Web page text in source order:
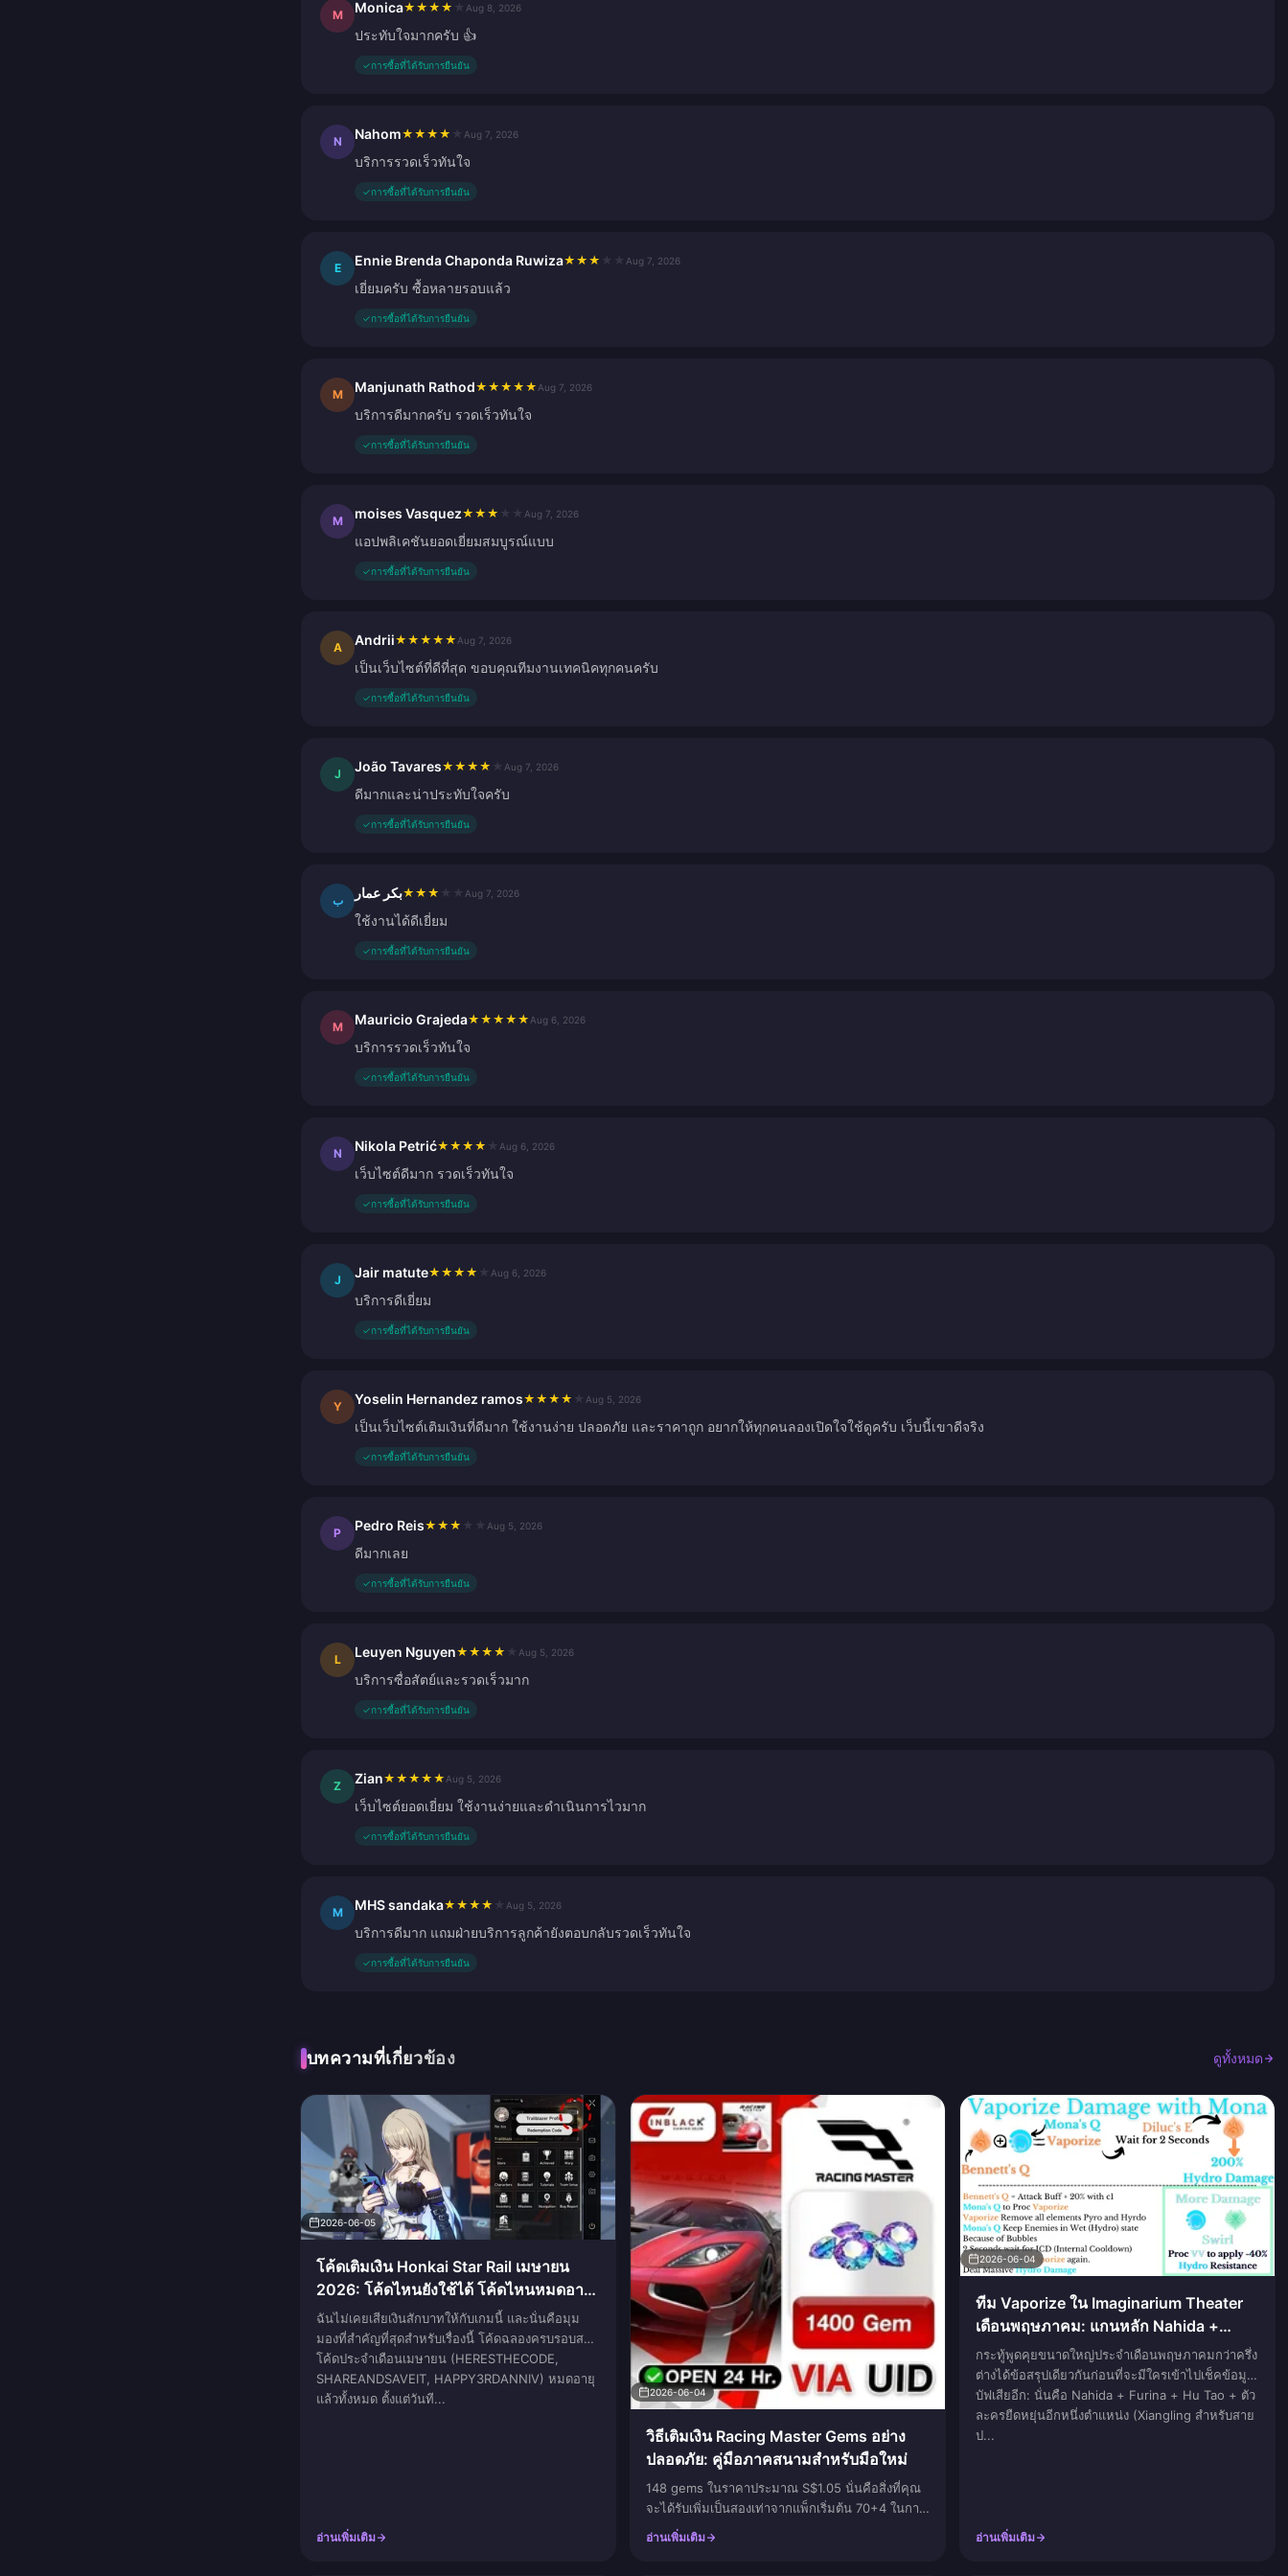
M Monica★ ★ ★ ★ Aug 8, 2026
ประทับใจมากครับ 👍
✓การซื้อที่ได้รับการยืนยัน
N Nahom★ ★ ★ ★ Aug 7, 2026
บริการรวดเร็วทันใจ
✓การซื้อที่ได้รับการยืนยัน
E Ennie Brenda Chaponda Ruwiza★ ★ ★ Aug 7, 2026
เยี่ยมครับ ซื้อหลายรอบแล้ว
✓การซื้อที่ได้รับการยืนยัน
M Manjunath Rathod★ ★ ★ ★ ★ Aug 7, 2026
บริการดีมากครับ รวดเร็วทันใจ
✓การซื้อที่ได้รับการยืนยัน
M moises Vasquez★ ★ ★ Aug 7, 2026
แอปพลิเคชันยอดเยี่ยมสมบูรณ์แบบ
✓การซื้อที่ได้รับการยืนยัน
A Andrii★ ★ ★ ★ ★ Aug 7, 2026
เป็นเว็บไซต์ที่ดีที่สุด ขอบคุณทีมงานเทคนิคทุกคนครับ
✓การซื้อที่ได้รับการยืนยัน
J João Tavares★ ★ ★ ★ Aug 7, 2026
ดีมากและน่าประทับใจครับ
✓การซื้อที่ได้รับการยืนยัน
ب بكر عمار★ ★ ★ Aug 7, 2026
ใช้งานได้ดีเยี่ยม
✓การซื้อที่ได้รับการยืนยัน
M Mauricio Grajeda★ ★ ★ ★ ★ Aug 6, 2026
บริการรวดเร็วทันใจ
✓การซื้อที่ได้รับการยืนยัน
N Nikola Petrić★ ★ ★ ★ Aug 6, 2026
เว็บไซต์ดีมาก รวดเร็วทันใจ
✓การซื้อที่ได้รับการยืนยัน
J Jair matute★ ★ ★ ★ Aug 6, 2026
บริการดีเยี่ยม
✓การซื้อที่ได้รับการยืนยัน
Y Yoselin Hernandez ramos★ ★ ★ ★ Aug 5, 2026
เป็นเว็บไซต์เติมเงินที่ดีมาก ใช้งานง่าย ปลอดภัย และราคาถูก อยากให้ทุกคนลองเปิดใจใช้ดูครับ เว็บนี้เขาดีจริง
✓การซื้อที่ได้รับการยืนยัน
P Pedro Reis★ ★ ★ Aug 5, 2026
ดีมากเลย
✓การซื้อที่ได้รับการยืนยัน
L Leuyen Nguyen★ ★ ★ ★ Aug 5, 2026
บริการซื่อสัตย์และรวดเร็วมาก
✓การซื้อที่ได้รับการยืนยัน
Z Zian★ ★ ★ ★ ★ Aug 5, 2026
เว็บไซต์ยอดเยี่ยม ใช้งานง่ายและดำเนินการไวมาก
✓การซื้อที่ได้รับการยืนยัน
M MHS sandaka★ ★ ★ ★ Aug 5, 2026
บริการดีมาก แถมฝ่ายบริการลูกค้ายังตอบกลับรวดเร็วทันใจ
✓การซื้อที่ได้รับการยืนยัน
บทความที่เกี่ยวข้อง ดูทั้งหมด
2026-06-05
โค้ดเติมเงิน Honkai Star Rail เมษายน
2026: โค้ดไหนยังใช้ได้ โค้ดไหนหมดอายุ
แล้ว
ฉันไม่เคยเสียเงินสักบาทให้กับเกมนี้ และนั่นคือมุม
มองที่สำคัญที่สุดสำหรับเรื่องนี้ โค้ดฉลองครบรอบสาม
โค้ดประจำเดือนเมษายน (HERESTHECODE,
SHAREANDSAVEIT, HAPPY3RDANNIV) หมดอายุ
แล้วทั้งหมด ตั้งแต่วันที...
อ่านเพิ่มเติม
2026-06-04
วิธีเติมเงิน Racing Master Gems อย่าง
ปลอดภัย: คู่มือภาคสนามสำหรับมือใหม่
148 gems ในราคาประมาณ S$1.05 นั่นคือสิ่งที่คุณ
จะได้รับเพิ่มเป็นสองเท่าจากแพ็กเริ่มต้น 70+4 ในการ
ซื้อครั้งแรก และเป็นวิธีที่คุ้มค่าที่สุดในการรับโบนัสที่
อ่านเพิ่มเติม
2026-06-04
ทีม Vaporize ใน Imaginarium Theater
เดือนพฤษภาคม: แกนหลัก Nahida +
Furina + ตัวละครไฟ ที่ผ่านด่านได้จริง
กระทู้พูดคุยขนาดใหญ่ประจำเดือนพฤษภาคมกว่าครึ่ง
ต่างได้ข้อสรุปเดียวกันก่อนที่จะมีใครเข้าไปเช็คข้อมูล
บัฟเสียอีก: นั่นคือ Nahida + Furina + Hu Tao + ตัว
ละครยืดหยุ่นอีกหนึ่งตำแหน่ง (Xiangling สำหรับสาย
ป...
อ่านเพิ่มเติม